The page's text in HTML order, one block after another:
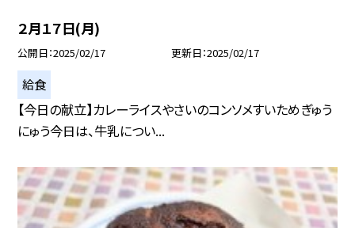
２月１７日(月)
公開日 2025/02/17 更新日 2025/02/17
給食
【今日の献立】カレーライスやさいのコンソメすいためぎゅう
にゅう今日は、牛乳につい...